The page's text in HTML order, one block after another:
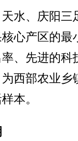
水、庆阳三
心产区的最
、先进的科
西部农业乡
本。